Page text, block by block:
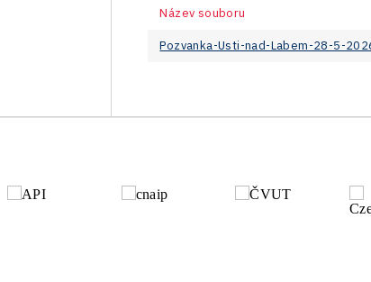
Název souboru
Pozvanka-Usti-nad-Labem-28-5-